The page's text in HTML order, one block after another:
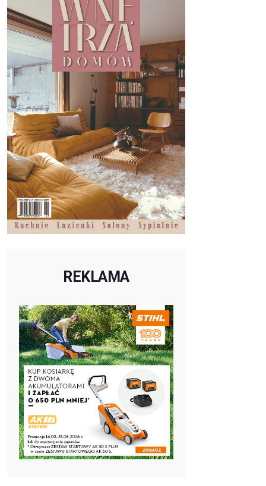
REKLAMA